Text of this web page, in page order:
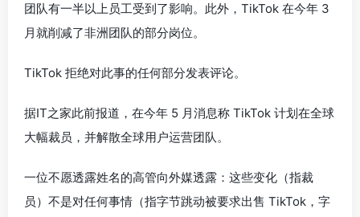
团队有一半以上员工受到了影响。此外，TikTok 在今年 3
月就削减了非洲团队的部分岗位。
TikTok 拒绝对此事的任何部分发表评论。
据IT之家此前报道，在今年 5 月消息称 TikTok 计划在全球
大幅裁员，并解散全球用户运营团队。
一位不愿透露姓名的高管向外媒透露：这些变化（指裁
员）不是对任何事情（指字节跳动被要求出售 TikTok，字